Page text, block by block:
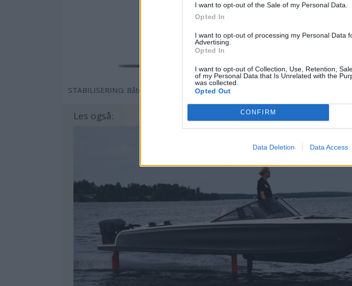
I want to opt-out of the Sale of my Personal Data.
Opted In
I want to opt-out of processing my Personal Data
Advertising.
Opted In
I want to opt-out of Collection, Use, Retention,
of my Personal Data that Is Unrelated with the
was collected.
Opted Out
CONFIRM
Data Deletion Data Access
STABILISERING: Båten får et patentert, mekanisk stabiliseringssystem.
Les også: